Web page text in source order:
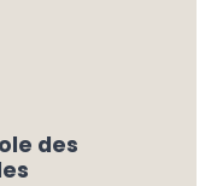
des